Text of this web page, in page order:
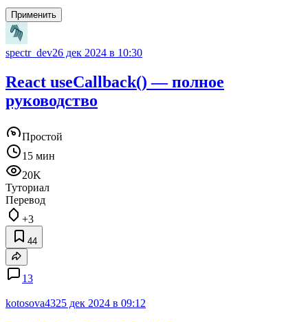
Применить
spectr_dev26 дек 2024 в 10:30
React useCallback() — полное
руководство
Простой
15 мин
20K
Туториал
Перевод
+3
44
13
kotosova4325 дек 2024 в 09:12